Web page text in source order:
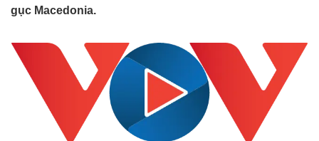
gục Macedonia.